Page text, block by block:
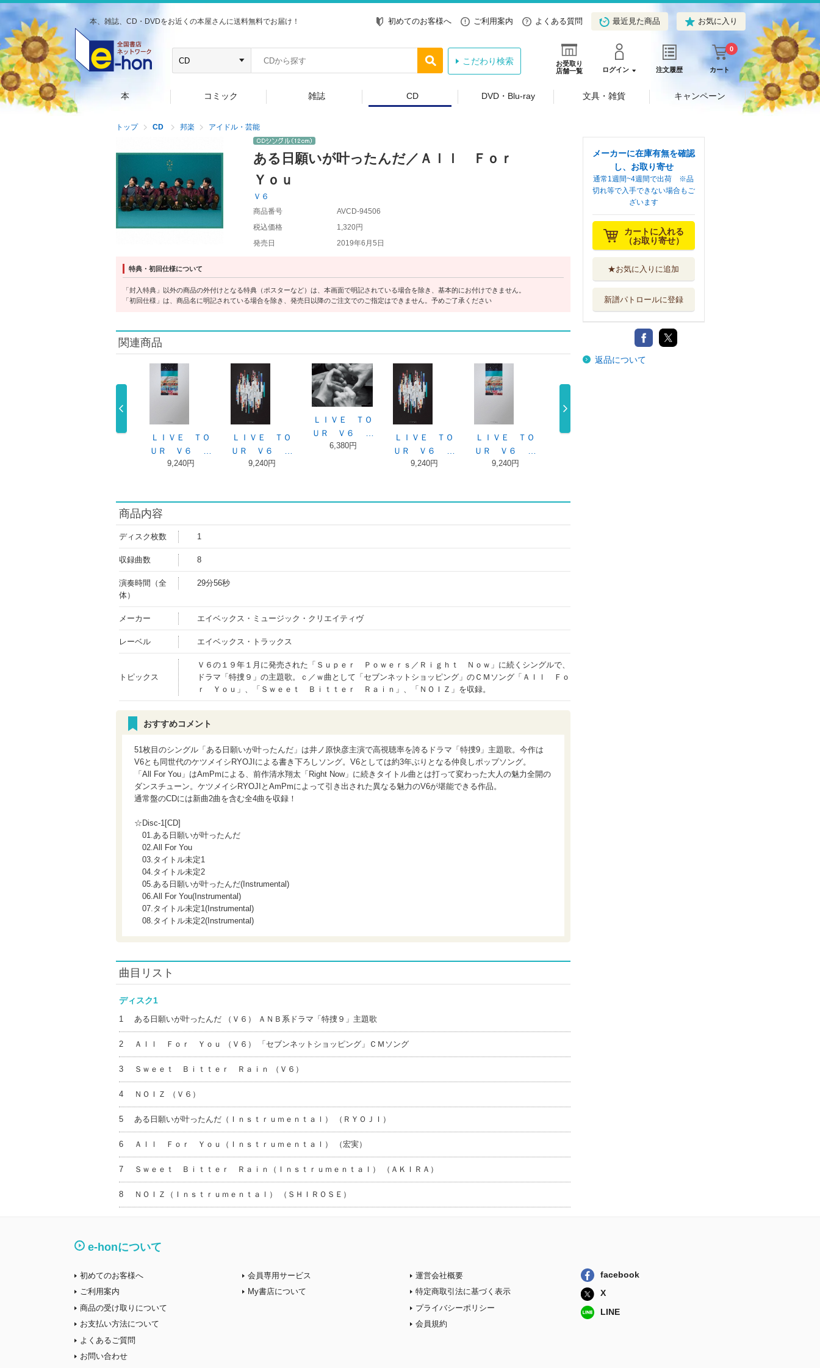
本、雑誌、CD・DVDをお近くの本屋さんに送料無料でお届け！ 初めてのお客様へ ご利用案内 よくある質問 最近見た商品 お気に入り
お受取り
店舗一覧
ログイン 注文履歴 カート
0
こだわり検索
本 コミック 雑誌 CD DVD・Blu-ray 文具・雑貨 キャンペーン
トップ CD 邦楽 アイドル・芸能
ある日願いが叶ったんだ／Ａｌｌ Ｆｏｒ
Ｙｏｕ
Ｖ６
商品番号
AVCD-94506
税込価格
1,320円
発売日
2019年6月5日
特典・初回仕様について
「封入特典」以外の商品の外付けとなる特典（ポスターなど）は、本画面で明記されている場合を除き、基本的にお付けできません。
「初回仕様」は、商品名に明記されている場合を除き、発売日以降のご注文でのご指定はできません。予めご了承ください
関連商品
ＵＲ Ｖ６ …
ＬＩＶＥ ＴＯ
ＵＲ Ｖ６ …
9,240円
ＬＩＶＥ ＴＯ
ＵＲ Ｖ６ …
9,240円
ＬＩＶＥ ＴＯ
ＵＲ Ｖ６ …
6,380円
Ｖｅｒｙ６ Ｂ
ＥＳＴ（初回 …
5,280円
Ｖｅｒｙ６ Ｂ
ＥＳＴ（初回 …
5,280円
Ｖｅｒｙ６ Ｂ
商品内容
ディスク枚数 1
収録曲数 8
演奏時間（全
体）
29分56秒
メーカー エイベックス・ミュージック・クリエイティヴ
レーベル エイベックス・トラックス
トピックス
Ｖ６の１９年１月に発売された「Ｓｕｐｅｒ Ｐｏｗｅｒｓ／Ｒｉｇｈｔ Ｎｏｗ」に続くシングルで、
ドラマ「特捜９」の主題歌。ｃ／ｗ曲として「セブンネットショッピング」のＣＭソング「Ａｌｌ Ｆｏ
ｒ Ｙｏｕ」、「Ｓｗｅｅｔ Ｂｉｔｔｅｒ Ｒａｉｎ」、「ＮＯＩＺ」を収録。
おすすめコメント
51枚目のシングル「ある日願いが叶ったんだ」は井ノ原快彦主演で高視聴率を誇るドラマ「特捜9」主題歌。今作は
V6とも同世代のケツメイシRYOJIによる書き下ろしソング。V6としては約3年ぶりとなる仲良しポップソング。
「All For You」はAmPmによる、前作清水翔太「Right Now」に続きタイトル曲とは打って変わった大人の魅力全開の
ダンスチューン。ケツメイシRYOJIとAmPmによって引き出された異なる魅力のV6が堪能できる作品。
通常盤のCDには新曲2曲を含む全4曲を収録！
☆Disc-1[CD]
01.ある日願いが叶ったんだ
02.All For You
03.タイトル未定1
04.タイトル未定2
05.ある日願いが叶ったんだ(Instrumental)
06.All For You(Instrumental)
07.タイトル未定1(Instrumental)
08.タイトル未定2(Instrumental)
曲目リスト
ディスク1
1 ある日願いが叶ったんだ （Ｖ６） ＡＮＢ系ドラマ「特捜９」主題歌
2 Ａｌｌ Ｆｏｒ Ｙｏｕ （Ｖ６） 「セブンネットショッピング」ＣＭソング
3 Ｓｗｅｅｔ Ｂｉｔｔｅｒ Ｒａｉｎ （Ｖ６）
4 ＮＯＩＺ （Ｖ６）
5 ある日願いが叶ったんだ（Ｉｎｓｔｒｕｍｅｎｔａｌ） （ＲＹＯＪＩ）
6 Ａｌｌ Ｆｏｒ Ｙｏｕ（Ｉｎｓｔｒｕｍｅｎｔａｌ） （宏実）
7 Ｓｗｅｅｔ Ｂｉｔｔｅｒ Ｒａｉｎ（Ｉｎｓｔｒｕｍｅｎｔａｌ） （ＡＫＩＲＡ）
8 ＮＯＩＺ（Ｉｎｓｔｒｕｍｅｎｔａｌ） （ＳＨＩＲＯＳＥ）
メーカーに在庫有無を確認
し、お取り寄せ
通常1週間~4週間で出荷 ※品
切れ等で入手できない場合もご
ざいます
カートに入れる
（お取り寄せ）
★お気に入りに追加
新譜パトロールに登録
返品について
e-honについて
初めてのお客様へ
ご利用案内
商品の受け取りについて
お支払い方法について
よくあるご質問
お問い合わせ
会員専用サービス
My書店について
運営会社概要
特定商取引法に基づく表示
プライバシーポリシー
会員規約
facebook
X
LINE